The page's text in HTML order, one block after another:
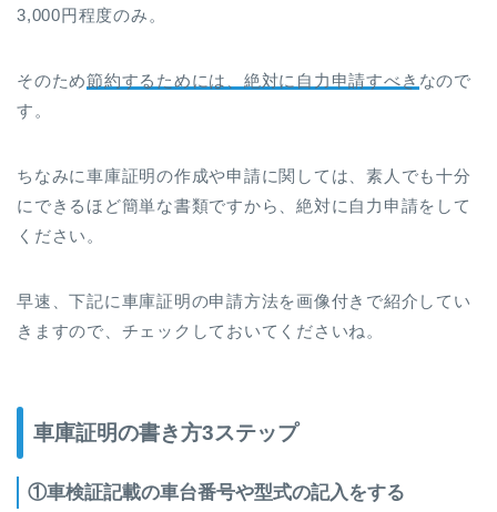
3,000円程度のみ。
そのため節約するためには、絶対に自力申請すべき なので
す。
ちなみに車庫証明の作成や申請に関しては、素人でも十分
にできるほど簡単な書類ですから、絶対に自力申請をして
ください。
早速、下記に車庫証明の申請方法を画像付きで紹介してい
きますので、チェックしておいてくださいね。
車庫証明の書き方3ステップ
①車検証記載の車台番号や型式の記入をする